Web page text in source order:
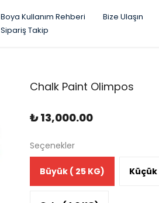
Boya Kullanım Rehberi
Bize Ulaşın
Sipariş Takip
Chalk Paint Olimpos
₺ 13,000.00
Seçenekler
Büyük ( 25 KG) Küçük